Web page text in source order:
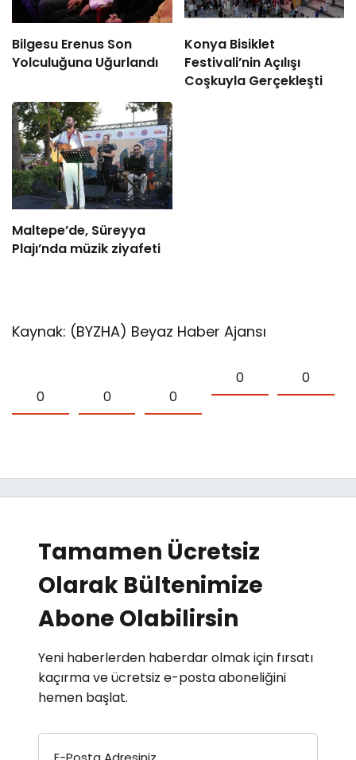
Bilgesu Erenus Son
Yolculuğuna Uğurlandı
Konya Bisiklet
Festivali’nin Açılışı
Coşkuyla Gerçekleşti
Maltepe’de, Süreyya
Plajı’nda müzik ziyafeti
Kaynak: (BYZHA) Beyaz Haber Ajansı
0 0 0
0 0
Tamamen Ücretsiz
Olarak Bültenimize
Abone Olabilirsin
Yeni haberlerden haberdar olmak için fırsatı
kaçırma ve ücretsiz e-posta aboneliğini
hemen başlat.